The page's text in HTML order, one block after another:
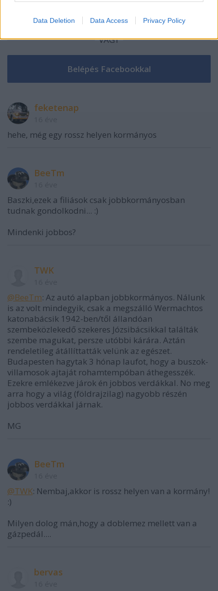
Data Deletion Data Access Privacy Policy
VAGY
feketenap
hehe, még egy rossz helyen kormányos
BeeTm
Baszki,ezek a filiások csak jobbkormányosban
tudnak gondolkodni... :)
Mindenki jobbos?
TWK
@BeeTm: Az autó alapban jobbkormányos. Nálunk
is az volt mindegyik, csak a megszálló Wermachtos
katonabácsik 1942-ben/től állandóan
szembeközlekedő szekeres Józsibácsikkal találták
szembe magukat, persze utóbbi kárára. Aztán
rendeletileg átállíttatták velünk az egészet.
Budapesten hagytak 3 hónap laufot, hogy a buszok-
villamosok ajtaját rohamtempóban áthegesszék.
Ezekre emlékezve járok én jobbos verdákkal. No meg
arra hogy a világ (földrajzilag) nagyobb részén
jobbos verdákkal járnak.
MG
BeeTm
@TWK: Nembaj,akkor is rossz helyen van a kormány!
:)
Milyen dolog mán,hogy a doblemez mellett van a
gázpedál....
bervas